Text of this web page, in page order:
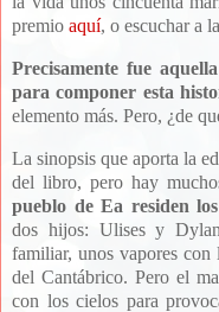
premio aquí, o escuchar a
Precisamente fue
para componer esta
elemento más. Pero, ¿de
La sinopsis que aporta la
del libro, pero hay
pueblo deEa residen
dos hijos: Ulises y
familiar, unos vapores con
del Cantábrico. Pero el
con los cielos para